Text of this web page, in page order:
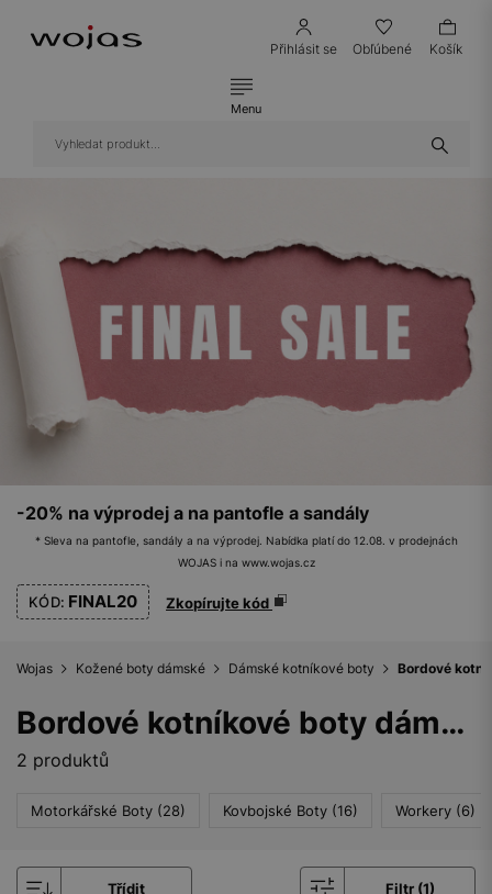
Přihlásit se Obľúbené Košík
Menu
-20% na výprodej a na pantofle a sandály
* Sleva na pantofle, sandály a na výprodej. Nabídka platí do 12.08. v prodejnách
WOJAS i na www.wojas.cz
KÓD: FINAL20 Zkopírujte kód
Wojas Kožené boty dámské Dámské kotníkové boty Bordové
Bordové kotníkové boty dámské
2 produktů
Motorkářské Boty (28) Kovbojské Boty (16) Workery (6)
Třídit Filtr (1)